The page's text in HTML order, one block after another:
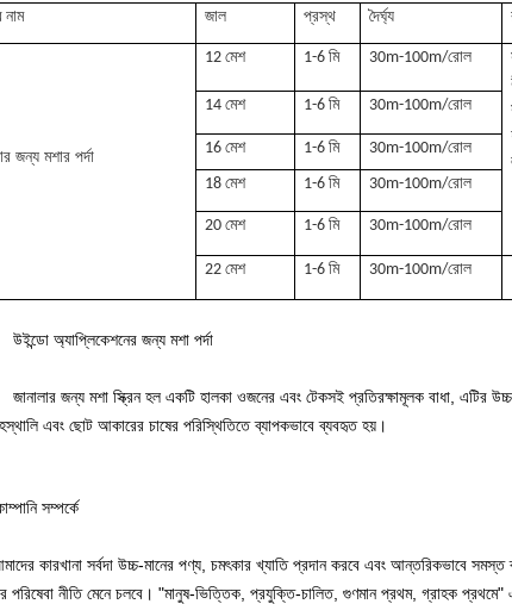
নাম জাল প্রস্থ দৈর্ঘ্য
জন্য মশার পর্দা
12 মেশ 1-6 মি 30m-100m/রোল
14 মেশ 1-6 মি 30m-100m/রোল
16 মেশ 1-6 মি
30m-100m/রোল
18 মেশ
1-6 মি 30m-100m/রোল
20 মেশ 1-6 মি 30m-100m/রোল
22 মেশ 1-6 মি 30m-100m/রোল
উইন্ডো অ্যাপ্লিকেশনের জন্য মশা পর্দা
জানালার জন্য মশা স্ক্রিন হল একটি হালকা ওজনের এবং টেকসই প্রতিরক্ষামূলক বাধা, এটির
এবং ছোট আকারের চাষের পরিস্থিতিতে ব্যাপকভাবে ব্যবহৃত হয়।
সম্পর্কে
কারখানা সর্বদা উচ্চ-মানের পণ্য, চমৎকার খ্যাতি প্রদান করবে এবং আন্তরিকভাবে
পরিষেবা নীতি মেনে চলবে। "মানুষ-ভিত্তিক, প্রযুক্তি-চালিত, গুণমান প্রথম, গ্রাহক প্রথমে"